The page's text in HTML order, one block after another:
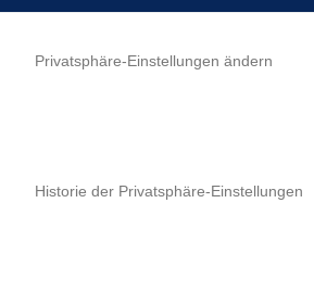
Privatsphäre-Einstellungen ändern
Historie der Privatsphäre-Einstellungen